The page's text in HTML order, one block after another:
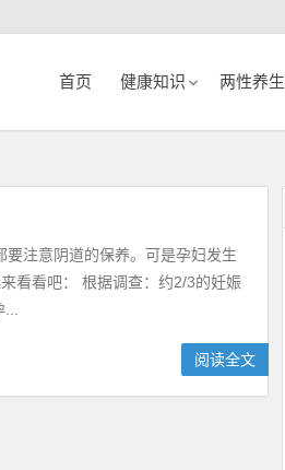
首页 健康知识 两性养生
注意阴道的保养。可是孕妇发生
看看吧： 根据调查：约2/3的妊娠
阅读全文